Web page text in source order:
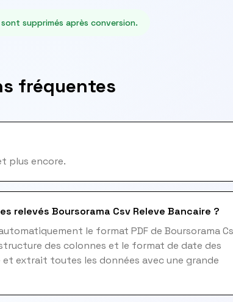
supprimés après conversion.
fréquentes
plus encore.
relevés Boursorama Csv Releve Bancaire ?
le format PDF de Boursorama
des colonnes et le format de date des
et extrait toutes les données avec une grande